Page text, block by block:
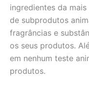
ingredientes da
de subprodutos
fragrâncias e
os seus produtos.
em nenhum teste
produtos.